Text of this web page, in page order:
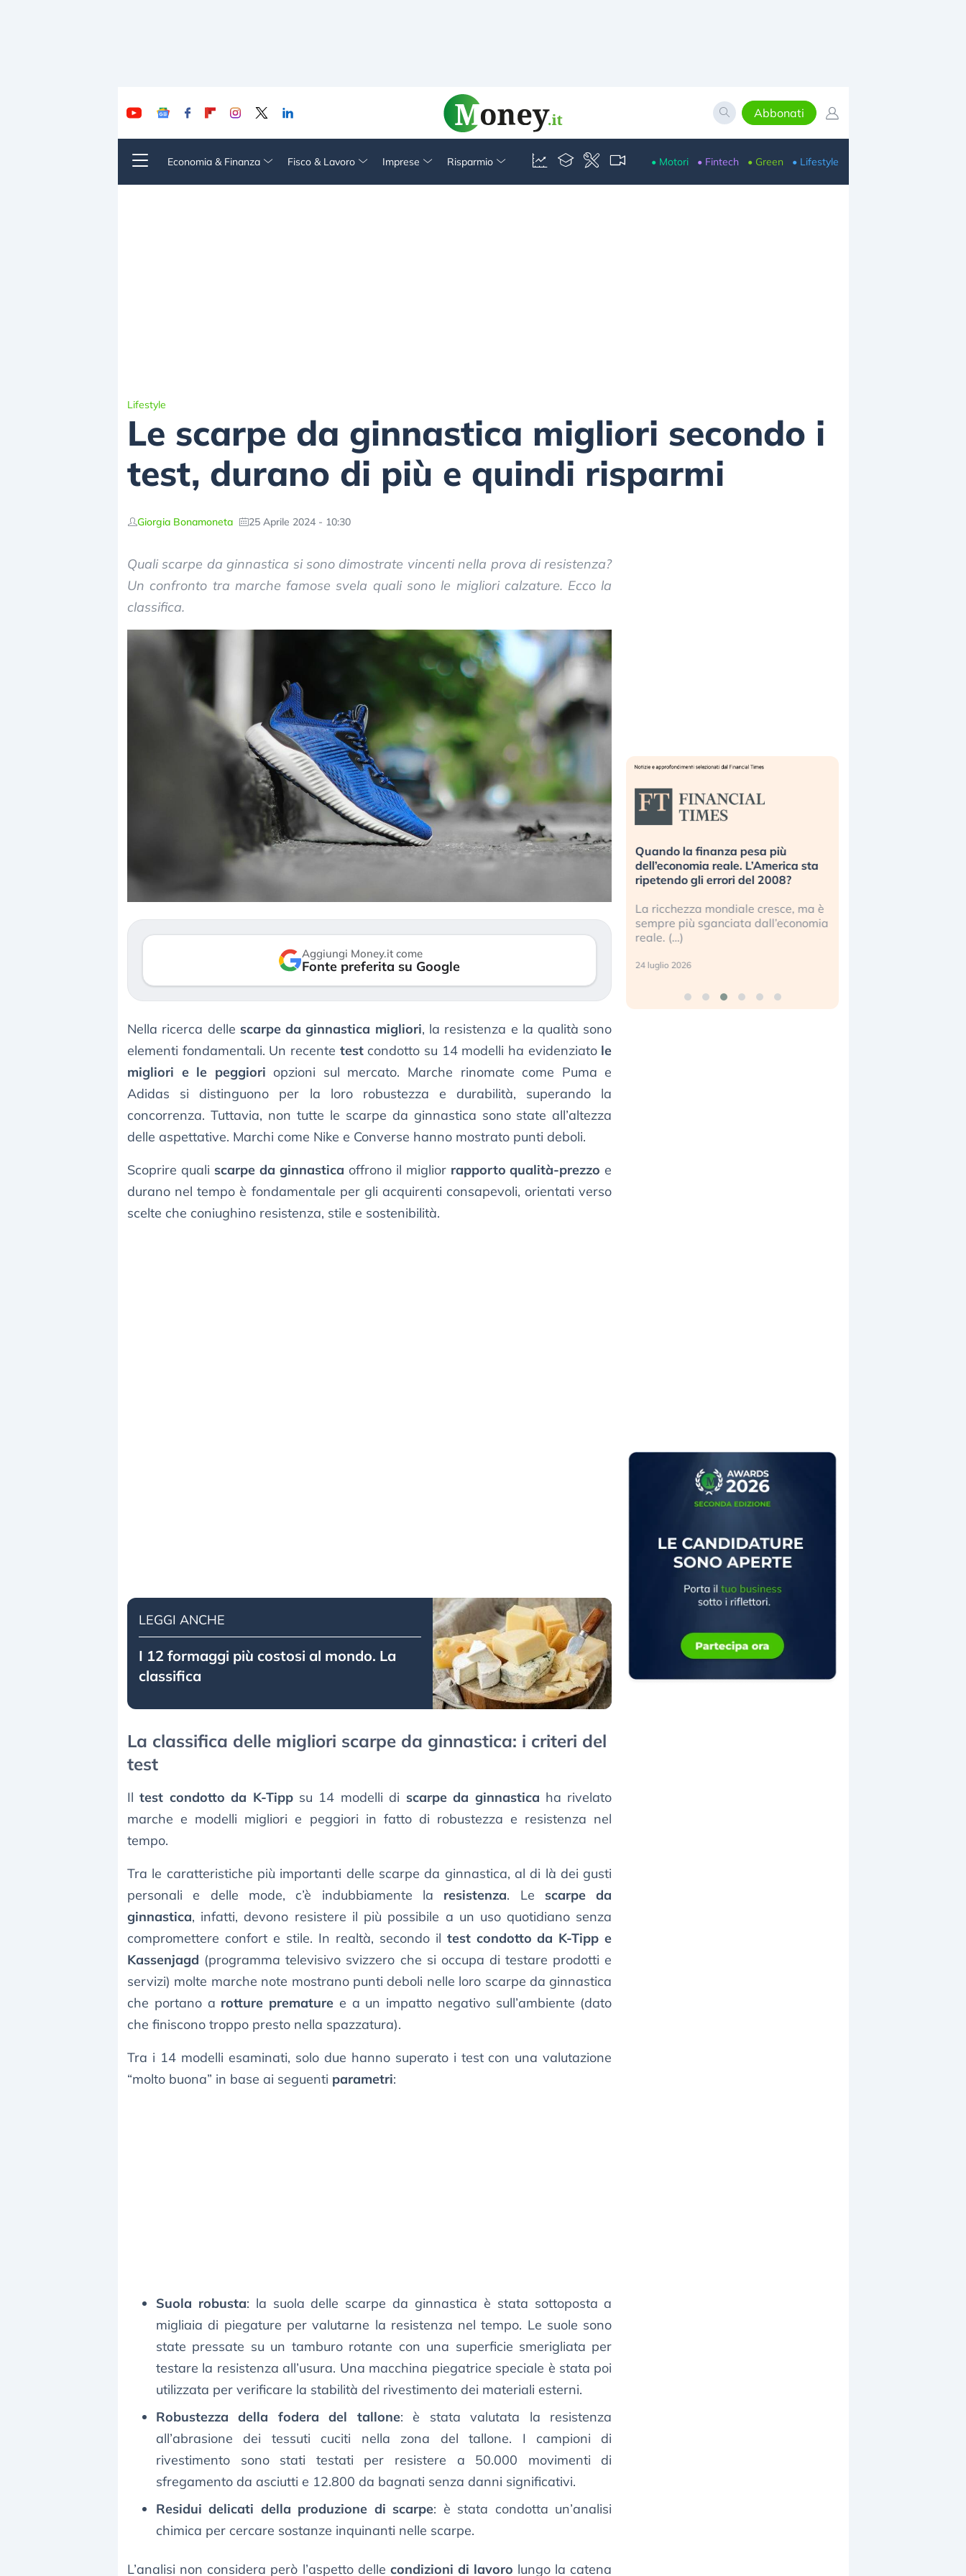
Abbonati
Economia & Finanza Fisco & Lavoro Imprese Risparmio • Motori • Fintech • Green • Lifestyle
Lifestyle
Le scarpe da ginnastica migliori secondo i
test, durano di più e quindi risparmi
Giorgia Bonamoneta 25 Aprile 2024 - 10:30
Quali scarpe da ginnastica si sono dimostrate vincenti nella prova di resistenza?
Un confronto tra marche famose svela quali sono le migliori calzature. Ecco la
classifica.
Aggiungi Money.it come
Fonte preferita su Google
Nella ricerca delle scarpe da ginnastica migliori, la resistenza e la qualità sono
elementi fondamentali. Un recente testcondotto su 14 modelli ha evidenziato le
migliori e le peggioriopzioni sul mercato. Marche rinomate come Puma e
Adidas si distinguono per la loro robustezza e durabilità, superando la
concorrenza. Tuttavia, non tutte le scarpe da ginnastica sono state all’altezza
delle aspettative. Marchi come Nike e Converse hanno mostrato punti deboli.
Scoprire quali scarpe da ginnastica offrono il miglior rapporto qualità-prezzo e
durano nel tempo è fondamentale per gli acquirenti consapevoli, orientati verso
scelte che coniughino resistenza, stile e sostenibilità.
LEGGI ANCHE
I 12 formaggi più costosi al mondo. La
classifica
La classifica delle migliori scarpe da ginnastica: i criteri del
test
Iltest condotto da K-Tippsu 14 modelli di scarpe da ginnastica ha rivelato
marche e modelli migliori e peggiori in fatto di robustezza e resistenza nel
tempo.
Tra le caratteristiche più importanti delle scarpe da ginnastica, al di là dei gusti
personali e delle mode, c’è indubbiamente la resistenza. Le scarpe da
ginnastica, infatti, devono resistere il più possibile a un uso quotidiano senza
compromettere confort e stile. In realtà, secondo il test condotto da K-Tipp e
Kassenjagd (programma televisivo svizzero che si occupa di testare prodotti e
servizi) molte marche note mostrano punti deboli nelle loro scarpe da ginnastica
che portano a rotture premature e a un impatto negativo sull’ambiente (dato
che finiscono troppo presto nella spazzatura).
Tra i 14 modelli esaminati, solo due hanno superato i test con una valutazione
“molto buona” in base ai seguenti parametri:
Suola robusta: la suola delle scarpe da ginnastica è stata sottoposta a
migliaia di piegature per valutarne la resistenza nel tempo. Le suole sono
state pressate su un tamburo rotante con una superficie smerigliata per
testare la resistenza all’usura. Una macchina piegatrice speciale è stata poi
utilizzata per verificare la stabilità del rivestimento dei materiali esterni.
Robustezza della fodera del tallone: è stata valutata la resistenza
all’abrasione dei tessuti cuciti nella zona del tallone. I campioni di
rivestimento sono stati testati per resistere a 50.000 movimenti di
sfregamento da asciutti e 12.800 da bagnati senza danni significativi.
Residui delicati della produzione di scarpe: è stata condotta un’analisi
chimica per cercare sostanze inquinanti nelle scarpe.
L’analisi non considera però l’aspetto delle condizioni di lavoro lungo la catena
Dalle valutazioni estreme alla
correzione. Cosa sta guidando il
mostrando segni di stanchezza
verso le (…)
«La mia vita è rovinata». Investitori
in preda al panico dopo lo scoppio
Kospi, mentre gli investitori retail (…)
30 luglio 2026
Quando la finanza pesa più
dell’economia reale. L’America sta
ripetendo gli errori del 2008?
La ricchezza mondiale cresce, ma è
sempre più sganciata dall’economia
reale. (…)
24 luglio 2026